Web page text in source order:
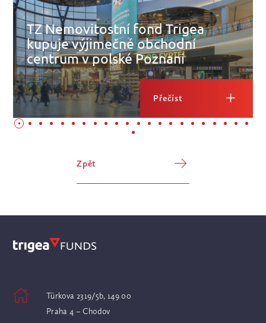
TZ Nemovitostní fond Trigea
kupuje výjimečné obchodní
centrum v polské Poznani
Přečíst
Zpět
Türkova 2319/5b, 149 00
Praha 4 – Chodov